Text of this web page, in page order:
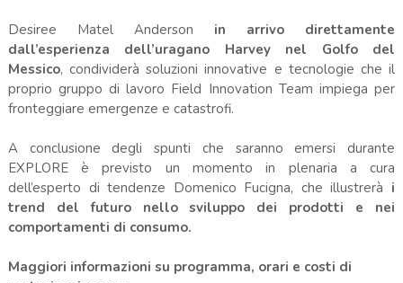
Desiree Matel Anderson in arrivo direttamente
dall’esperienza dell’uragano Harvey nel Golfo del
Messico, condividerà soluzioni innovative e tecnologie che il
proprio gruppo di lavoro Field Innovation Team impiega per
fronteggiare emergenze e catastrofi.
A conclusione degli spunti che saranno emersi durante
EXPLORE è previsto un momento in plenaria a cura
dell’esperto di tendenze Domenico Fucigna, che illustrerà i
trend del futuro nello sviluppo dei prodotti e nei
comportamenti di consumo.
Maggiori informazioni su programma, orari e costi di